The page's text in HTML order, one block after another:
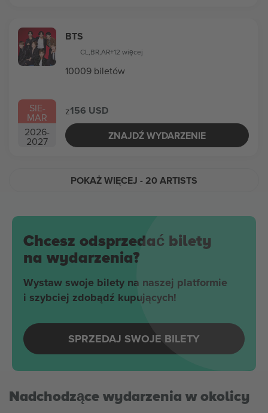
SIE-
MAR
2026-
2027
BTS
CL,BR,AR+12 więcej
10009 biletów
z156 USD
ZNAJDŹ WYDARZENIE
POKAŻ WIĘCEJ - 20 ARTISTS
Chcesz odsprzedać bilety
na wydarzenia?
Wystaw swoje bilety na naszej platformie
i szybciej zdobądź kupujących!
SPRZEDAJ SWOJE BILETY
Nadchodzące wydarzenia w okolicy